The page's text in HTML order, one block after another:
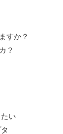
すか？
？
い